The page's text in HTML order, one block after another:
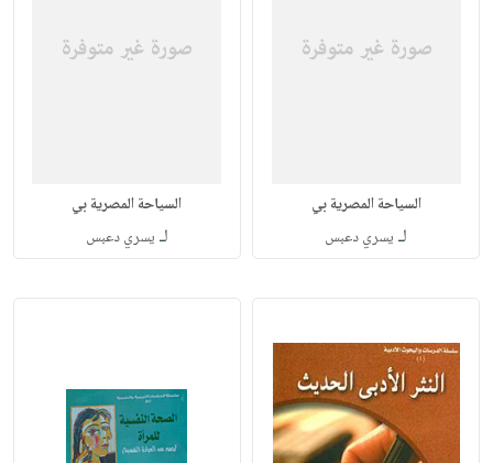
السياحة المصرية بي
لـ يسري دعبس
السياحة المصرية بي
لـ يسري دعبس